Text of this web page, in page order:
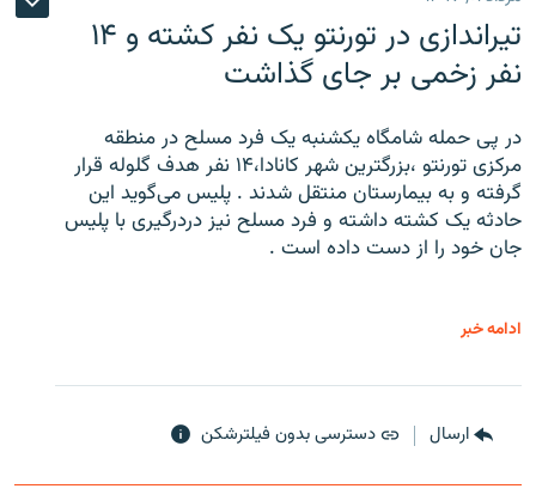
تیراندازی در تورنتو یک نفر کشته و ۱۴
نفر زخمی بر جای گذاشت
در پی حمله شامگاه یکشنبه یک فرد مسلح در منطقه
مرکزی تورنتو ،‌بزرگترین شهر کانادا،۱۴ نفر هدف گلوله قرار
گرفته و به بیمارستان منتقل شدند . پلیس می‌گوید این
حادثه یک کشته داشته و فرد مسلح نیز دردرگیری با پلیس
جان خود را از دست داده است .
ادامه خبر
ارسال دسترسی بدون فیلترشکن